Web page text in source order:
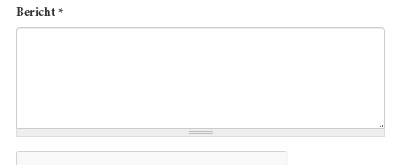
Bericht *